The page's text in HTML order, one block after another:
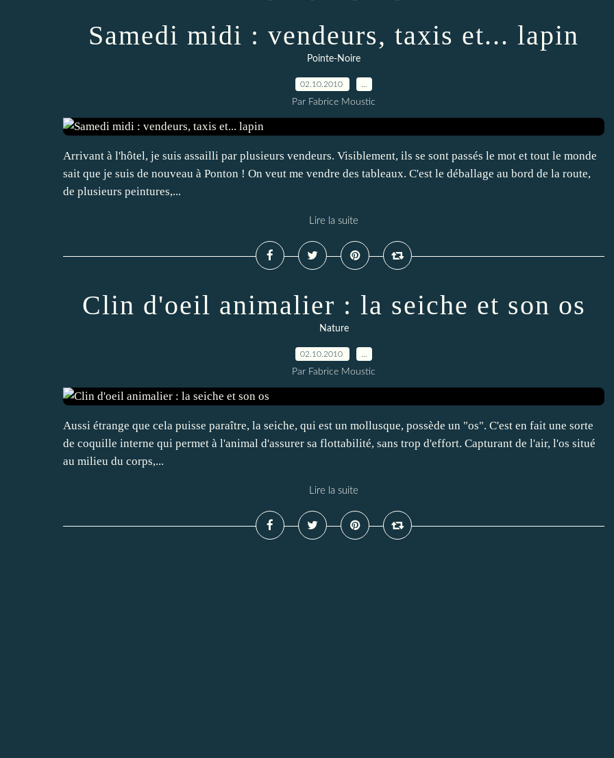
Samedi midi : vendeurs, taxis et... lapin
Pointe-Noire
02.10.2010
Par Fabrice Moustic
Arrivant à l'hôtel, je suis assailli par plusieurs vendeurs. Visiblement, ils se sont passés le mot et tout le monde
sait que je suis de nouveau à Ponton ! On veut me vendre des tableaux. C'est le déballage au bord de la route,
de plusieurs peintures,...
Lire la suite
Clin d'oeil animalier : la seiche et son os
Nature
02.10.2010
Par Fabrice Moustic
Aussi étrange que cela puisse paraître, la seiche, qui est un mollusque, possède un "os". C'est en fait une sorte
de coquille interne qui permet à l'animal d'assurer sa flottabilité, sans trop d'effort. Capturant de l'air, l'os situé
au milieu du corps,...
Lire la suite